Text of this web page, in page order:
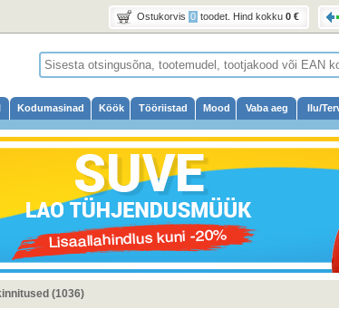
Ostukorvis 0 toodet . Hind kokku 0 €
Kodumasinad Köök Tööriistad Mood Vaba aeg Ilu/
(1036)